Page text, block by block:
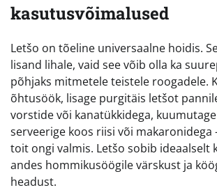
kasutusvõimalused
Letšo on tõeline universaalne hoidis.
lisand lihale, vaid see võib olla ka
põhjaks mitmetele teistele roogadele.
õhtusöök, lisage purgitäis letšot
vorstide või kanatükkidega,
serveerige koos riisi või makaronidega
toit ongi valmis. Letšo sobib ideaalselt
andes hommikusöögile värskust ja
headust.